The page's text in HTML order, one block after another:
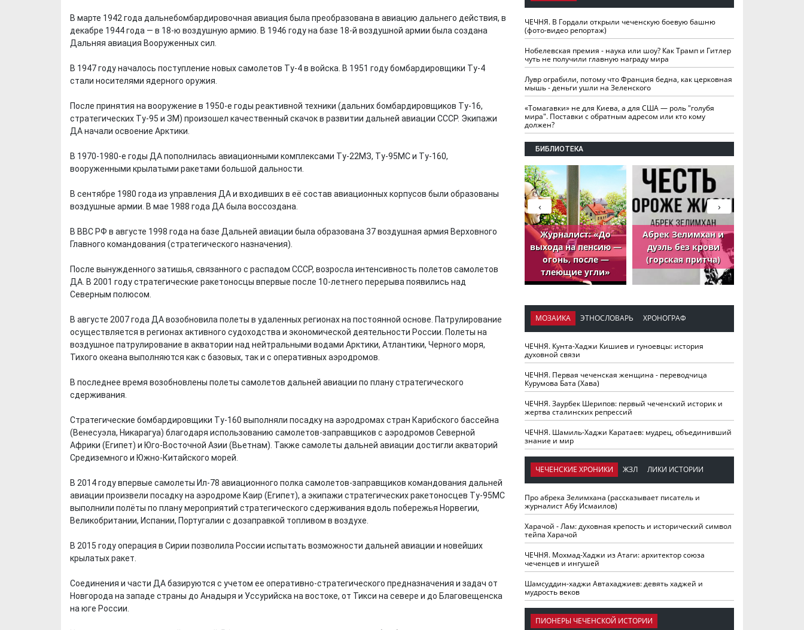
В марте 1942 года дальнебомбардировочная авиация была преобразована в авиацию дальнего действия, в
декабре 1944 года — в 18-ю воздушную армию. В 1946 году на базе 18-й воздушной армии была создана
Дальняя авиация Вооруженных сил.
В 1947 году началось поступление новых самолетов Ту-4 в войска. В 1951 году бомбардировщики Ту-4
стали носителями ядерного оружия.
После принятия на вооружение в 1950-е годы реактивной техники (дальних бомбардировщиков Ту-16,
стратегических Ту-95 и ЗМ) произошел качественный скачок в развитии дальней авиации СССР. Экипажи
ДА начали освоение Арктики.
В 1970-1980-е годы ДА пополнилась авиационными комплексами Ту-22МЗ, Ту-95МС и Ту-160,
вооруженными крылатыми ракетами большой дальности.
В сентябре 1980 года из управления ДА и входивших в её состав авиационных корпусов были образованы
воздушные армии. В мае 1988 года ДА была воссоздана.
В ВВС РФ в августе 1998 года на базе Дальней авиации была образована 37 воздушная армия Верховного
Главного командования (стратегического назначения).
После вынужденного затишья, связанного с распадом СССР, возросла интенсивность полетов самолетов
ДА. В 2001 году стратегические ракетоносцы впервые после 10-летнего перерыва появились над
Северным полюсом.
В августе 2007 года ДА возобновила полеты в удаленных регионах на постоянной основе. Патрулирование
осуществляется в регионах активного судоходства и экономической деятельности России. Полеты на
воздушное патрулирование в акватории над нейтральными водами Арктики, Атлантики, Черного моря,
Тихого океана выполняются как с базовых, так и с оперативных аэродромов.
В последнее время возобновлены полеты самолетов дальней авиации по плану стратегического
сдерживания.
Стратегические бомбардировщики Ту-160 выполняли посадку на аэродромах стран Карибского бассейна
(Венесуэла, Никарагуа) благодаря использованию самолетов-заправщиков с аэродромов Северной
Африки (Египет) и Юго-Восточной Азии (Вьетнам). Также самолеты дальней авиации достигли акваторий
Средиземного и Южно-Китайского морей.
В 2014 году впервые самолеты Ил-78 авиационного полка самолетов-заправщиков командования дальней
авиации произвели посадку на аэродроме Каир (Египет), а экипажи стратегических ракетоносцев Ту-95МС
выполнили полёты по плану мероприятий стратегического сдерживания вдоль побережья Норвегии,
Великобритании, Испании, Португалии с дозаправкой топливом в воздухе.
В 2015 году операция в Сирии позволила России испытать возможности дальней авиации и новейших
крылатых ракет.
Соединения и части ДА базируются с учетом ее оперативно-стратегического предназначения и задач от
Новгорода на западе страны до Анадыря и Уссурийска на востоке, от Тикси на севере и до Благовещенска
на юге России.
ЧЕЧНЯ. В Гордали открыли чеченскую боевую башню
(фото-видео репортаж)
Нобелевская премия - наука или шоу? Как Трамп и Гитлер
чуть не получили главную награду мира
Лувр ограбили, потому что Франция бедна, как церковная
мышь - деньги ушли на Зеленского
«Томагавки» не для Киева, а для США — роль "голубя
мира". Поставки с обратным адресом или кто кому
должен?
БИБЛИОТЕКА
Х. Гапураев. Капкан
для Зелимхана (Отр.
ЧЕЧНЯ. А. Тугузов.
"Зелимхан"
ЧЕЧНЯ. Обарг Варин
ЧЕЧНЯ. Хьаьжин
Журналист: «До
выхода на пенсию —
огонь, после —
тлеющие угли»
Абрек Зелимхан и
дуэль без крови
(горская притча)
›
‹
МОЗАИКА ЭТНОСЛОВАРЬ ХРОНОГРАФ
ЧЕЧНЯ. Кунта-Хаджи Кишиев и гуноевцы: история
духовной связи
ЧЕЧНЯ. Первая чеченская женщина - переводчица
Курумова Бата (Хава)
ЧЕЧНЯ. Заурбек Шерипов: первый чеченский историк и
жертва сталинских репрессий
ЧЕЧНЯ. Шамиль-Хаджи Каратаев: мудрец, объединивший
знание и мир
ЧЕЧЕНСКИЕ ХРОНИКИ ЖЗЛ ЛИКИ ИСТОРИИ
Про абрека Зелимхана (рассказывает писатель и
журналист Абу Исмаилов)
Харачой - Лам: духовная крепость и исторический символ
тейпа Харачой
ЧЕЧНЯ. Мохмад-Хаджи из Атаги: архитектор союза
чеченцев и ингушей
Шамсуддин-хаджи Автахаджиев: девять хаджей и
мудрость веков
ПИОНЕРЫ ЧЕЧЕНСКОЙ ИСТОРИИ